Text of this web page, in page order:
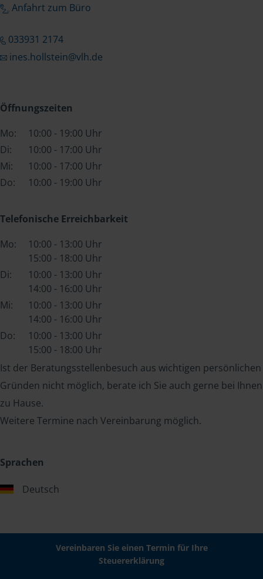
Anfahrt zum Büro
033931 2174
ines.hollstein@vlh.de
Öffnungszeiten
Mo:
10:00 - 19:00 Uhr
Di:
10:00 - 17:00 Uhr
Mi:
10:00 - 17:00 Uhr
Do:
10:00 - 19:00 Uhr
Telefonische Erreichbarkeit
Mo:
10:00 - 13:00 Uhr
15:00 - 18:00 Uhr
Di:
10:00 - 13:00 Uhr
14:00 - 16:00 Uhr
Mi:
10:00 - 13:00 Uhr
14:00 - 16:00 Uhr
Do:
10:00 - 13:00 Uhr
15:00 - 18:00 Uhr
Ist der Beratungsstellenbesuch aus wichtigen persönlichen
Gründen nicht möglich, berate ich Sie auch gerne bei Ihnen
zu Hause.
Weitere Termine nach Vereinbarung möglich.
Sprachen
Deutsch
Vereinbaren Sie einen Termin für Ihre
Steuererklärung